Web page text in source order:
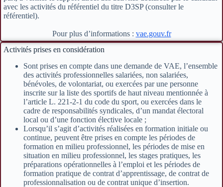
avec les activités du référentiel du titre D3SP (consulter le
référentiel).
Pour plus d’informations : vae.gouv.fr
Activités prises en considération
Sont prises en compte dans une demande de VAE, l’ensemble
des activités professionnelles salariées, non salariées,
bénévoles, de volontariat, ou exercées par une personne
inscrite sur la liste des sportifs de haut niveau mentionnée à
l’article L. 221-2-1 du code du sport, ou exercées dans le
cadre de responsabilités syndicales, d’un mandat électoral
local ou d’une fonction élective locale ;
Lorsqu’il s’agit d’activités réalisées en formation initiale ou
continue, peuvent être prises en compte les périodes de
formation en milieu professionnel, les périodes de mise en
situation en milieu professionnel, les stages pratiques, les
préparations opérationnelles à l’emploi et les périodes de
formation pratique de contrat d’apprentissage, de contrat de
professionnalisation ou de contrat unique d’insertion.